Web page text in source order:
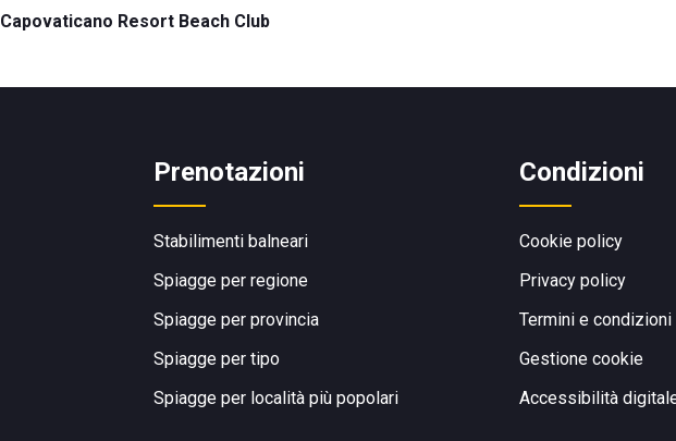
Capovaticano Resort Beach Club
Prenotazioni
Stabilimenti balneari
Spiagge per regione
Spiagge per provincia
Spiagge per tipo
Spiagge per località più popolari
Condizioni
Cookie policy
Privacy policy
Termini e condizioni
Gestione cookie
Accessibilità